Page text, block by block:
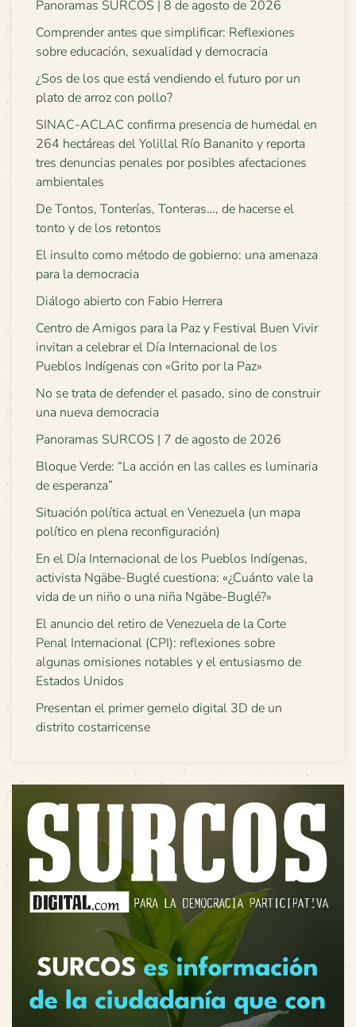
Panoramas SURCOS | 8 de agosto de 2026
Comprender antes que simplificar: Reflexiones
sobre educación, sexualidad y democracia
¿Sos de los que está vendiendo el futuro por un
plato de arroz con pollo?
SINAC-ACLAC confirma presencia de humedal en
264 hectáreas del Yolillal Río Bananito y reporta
tres denuncias penales por posibles afectaciones
ambientales
De Tontos, Tonterías, Tonteras…, de hacerse el
tonto y de los retontos
El insulto como método de gobierno: una amenaza
para la democracia
Diálogo abierto con Fabio Herrera
Centro de Amigos para la Paz y Festival Buen Vivir
invitan a celebrar el Día Internacional de los
Pueblos Indígenas con «Grito por la Paz»
No se trata de defender el pasado, sino de construir
una nueva democracia
Panoramas SURCOS | 7 de agosto de 2026
Bloque Verde: “La acción en las calles es luminaria
de esperanza”
Situación política actual en Venezuela (un mapa
político en plena reconfiguración)
En el Día Internacional de los Pueblos Indígenas,
activista Ngäbe-Buglé cuestiona: «¿Cuánto vale la
vida de un niño o una niña Ngäbe-Buglé?»
El anuncio del retiro de Venezuela de la Corte
Penal Internacional (CPI): reflexiones sobre
algunas omisiones notables y el entusiasmo de
Estados Unidos
Presentan el primer gemelo digital 3D de un
distrito costarricense